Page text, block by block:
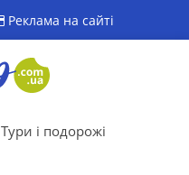
Реклама на сайті
Тури і подорожі